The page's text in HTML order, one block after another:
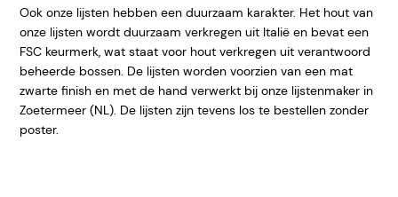
Ook onze lijsten hebben een duurzaam karakter. Het hout van
onze lijsten wordt duurzaam verkregen uit Italië en bevat een
FSC keurmerk, wat staat voor hout verkregen uit verantwoord
beheerde bossen. De lijsten worden voorzien van een mat
zwarte finish en met de hand verwerkt bij onze lijstenmaker in
Zoetermeer (NL). De lijsten zijn tevens los te bestellen zonder
poster.